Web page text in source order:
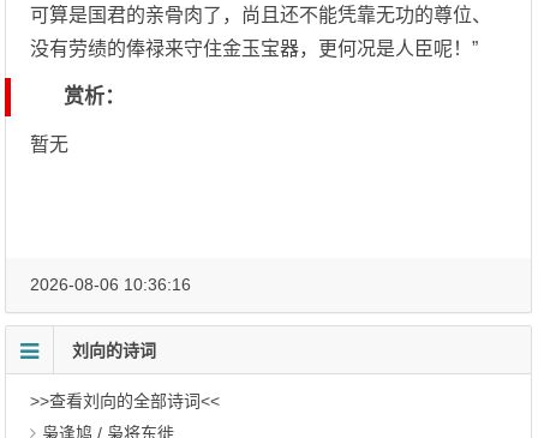
可算是国君的亲骨肉了，尚且还不能凭靠无功的尊位、
没有劳绩的俸禄来守住金玉宝器，更何况是人臣呢！”
赏析：
暂无
2026-08-06 10:36:16
刘向的诗词
>>查看刘向的全部诗词<<
枭逢鸠 / 枭将东徙